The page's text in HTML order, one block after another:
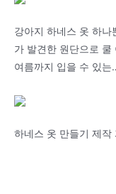
강아지 하네스 옷 하
가 발견한 원단으로 쿨
여름까지 입을 수 있
하네스 옷 만들기 제작